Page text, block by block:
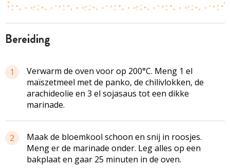
bereiding
1
Verwarm de oven voor op 200°C. Meng 1 el
maïszetmeel met de panko, de chilivlokken, de
arachideolie en 3 el sojasaus tot een dikke
marinade.
2
Maak de bloemkool schoon en snij in roosjes.
Meng er de marinade onder. Leg alles op een
bakplaat en gaar 25 minuten in de oven.